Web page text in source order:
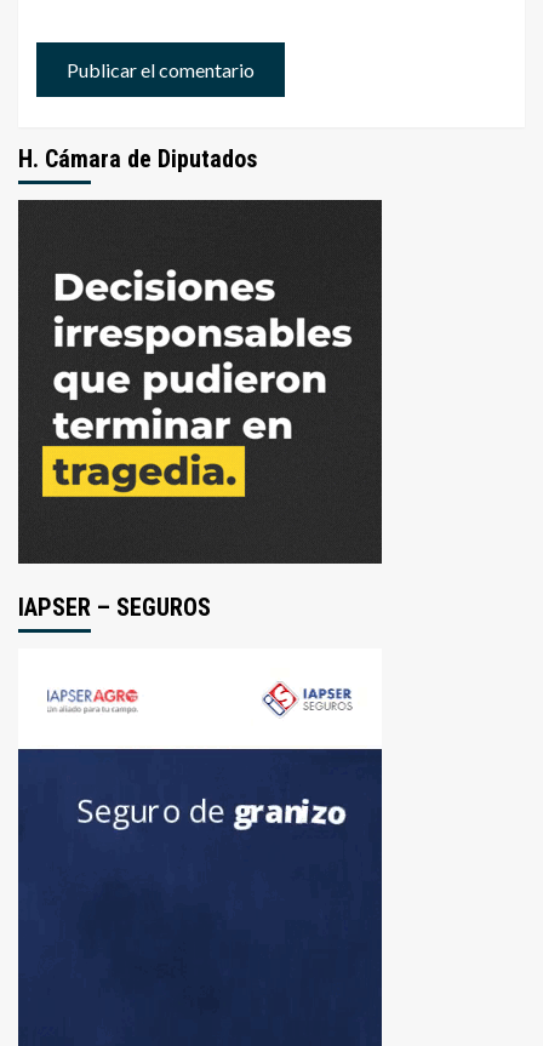
H. Cámara de Diputados
IAPSER – SEGUROS